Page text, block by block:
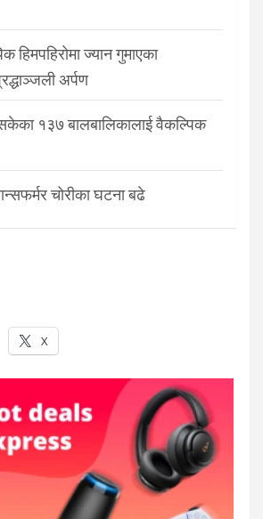
हिमपहिरोमा ज्यान गुमाएका
अर्पण
१३७ बालबालिकालाई वैकल्पिक
चोरीका घटना बढे
X